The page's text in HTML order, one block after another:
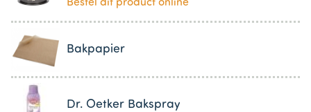
Bestel dit product online
Bakpapier
Dr. Oetker Bakspray